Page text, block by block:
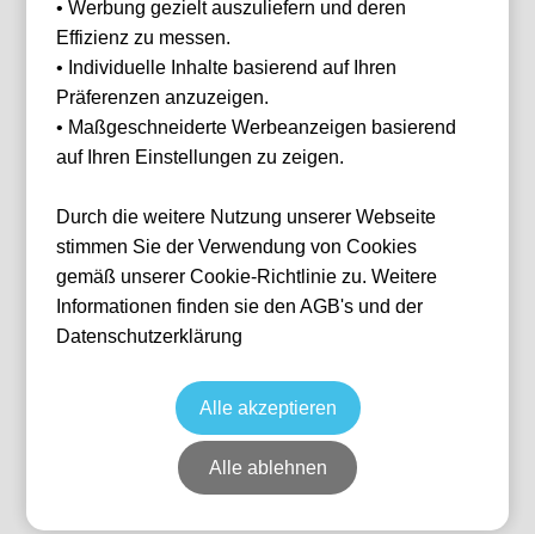
Verfügbare Kategorien (1)
Tribuna Centrale Petitot
Datum wird noch bekanntgegeben
Keine Tickets verfügbar
Italien Stadio Ennio Tardini
• Werbung gezielt auszuliefern und deren
Effizienz zu messen.
• Individuelle Inhalte basierend auf Ihren
Präferenzen anzuzeigen.
• Maßgeschneiderte Werbeanzeigen basierend
auf Ihren Einstellungen zu zeigen.
Durch die weitere Nutzung unserer Webseite
stimmen Sie der Verwendung von Cookies
gemäß unserer Cookie-Richtlinie zu. Weitere
Informationen finden sie den AGB's und der
Datenschutzerklärung
Alle akzeptieren
Alle ablehnen